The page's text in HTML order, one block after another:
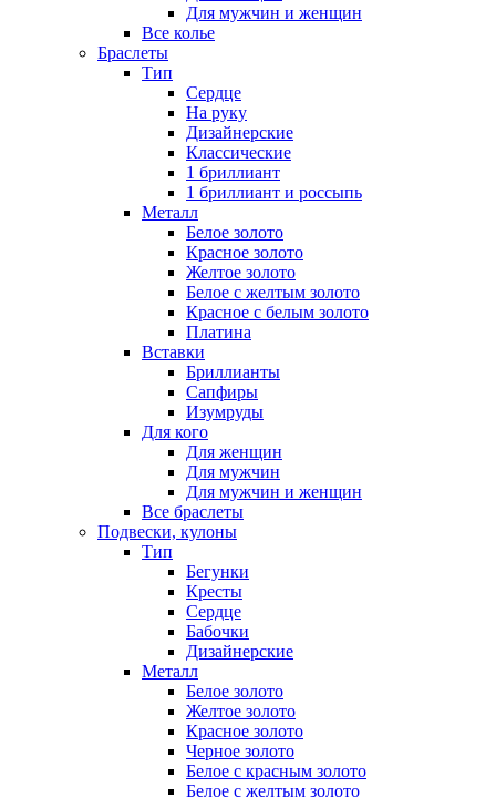
Для мужчин и женщин
Все колье
Браслеты
Тип
Сердце
На руку
Дизайнерские
Классические
1 бриллиант
1 бриллиант и россыпь
Металл
Белое золото
Красное золото
Желтое золото
Белое с желтым золото
Красное с белым золото
Платина
Вставки
Бриллианты
Сапфиры
Изумруды
Для кого
Для женщин
Для мужчин
Для мужчин и женщин
Все браслеты
Подвески, кулоны
Тип
Бегунки
Кресты
Сердце
Бабочки
Дизайнерские
Металл
Белое золото
Желтое золото
Красное золото
Черное золото
Белое с красным золото
Белое с желтым золото